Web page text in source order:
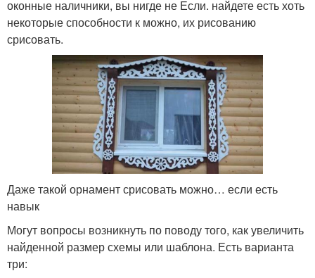
оконные наличники, вы нигде не Если. найдете есть хоть
некоторые способности к можно, их рисованию
срисовать.
Даже такой орнамент срисовать можно… если есть
навык
Могут вопросы возникнуть по поводу того, как увеличить
найденной размер схемы или шаблона. Есть варианта
три: